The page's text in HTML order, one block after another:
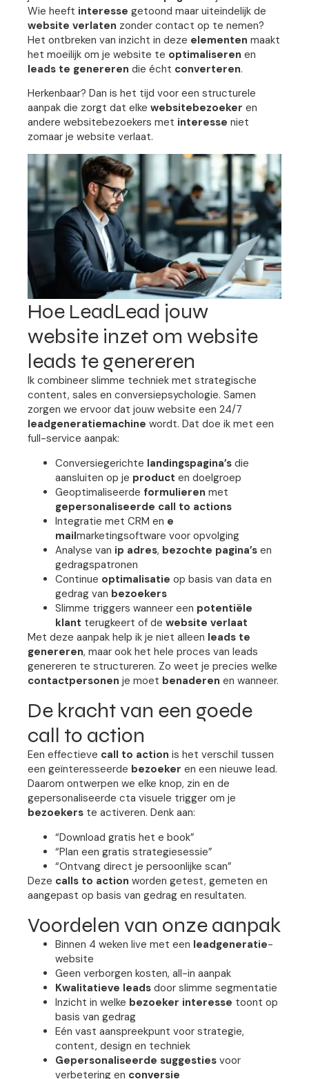
Wie heeft interesse getoond maar uiteindelijk de
website verlaten zonder contact op te nemen?
Het ontbreken van inzicht in deze elementen maakt
het moeilijk om je website te optimaliseren en
leads te genereren die écht converteren.
Herkenbaar? Dan is het tijd voor een structurele
aanpak die zorgt dat elkewebsitebezoeker en
andere websitebezoekers met interesse niet
zomaar je website verlaat.
Hoe LeadLead jouw
website inzet om website
leads te genereren
Ik combineer slimme techniek met strategische
content, sales en conversiepsychologie. Samen
zorgen we ervoor dat jouw website een 24/7
leadgeneratiemachine wordt. Dat doe ik met een
full-service aanpak:
Conversiegerichte landingspagina’s die
aansluiten op je product en doelgroep
Geoptimaliseerde formulieren met
gepersonaliseerde call to actions
Integratie met CRM en e
mailmarketingsoftware voor opvolging
Analyse van ip adres, bezochte pagina’s en
gedragspatronen
Continue optimalisatie op basis van data en
gedrag van bezoekers
Slimme triggers wanneer een potentiële
klant terugkeert of dewebsite verlaat
Met deze aanpak help ik je niet alleen leads te
genereren, maar ook het hele proces van leads
genereren te structureren. Zo weet je precies welke
contactpersonen je moet benaderen en wanneer.
De kracht van een goede
call to action
Een effectieve call to action is het verschil tussen
een geïnteresseerde bezoeker en een nieuwe lead.
Daarom ontwerpen we elke knop, zin en de
gepersonaliseerde cta visuele trigger om je
bezoekers te activeren. Denk aan:
“Download gratis het e book”
“Plan een gratis strategiesessie”
“Ontvang direct je persoonlijke scan”
Deze calls to action worden getest, gemeten en
aangepast op basis van gedrag en resultaten.
Voordelen van onze aanpak
Binnen 4 weken live met een leadgeneratie-
website
Geen verborgen kosten, all-in aanpak
Kwalitatieve leads door slimme segmentatie
Inzicht in welke bezoeker interesse toont op
basis van gedrag
Eén vast aanspreekpunt voor strategie,
content, design en techniek
Gepersonaliseerde suggesties voor
verbetering en conversie